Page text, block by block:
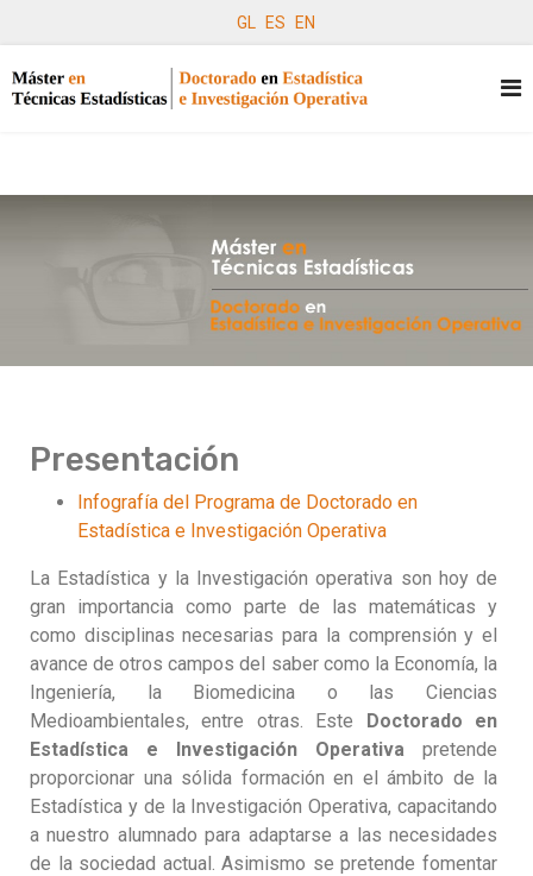
GL ES EN
Presentación
Infografía del Programa de Doctorado en
Estadística e Investigación Operativa
La Estadística y la Investigación operativa son hoy de
gran importancia como parte de las matemáticas y
como disciplinas necesarias para la comprensión y el
avance de otros campos del saber como la Economía, la
Ingeniería, la Biomedicina o las Ciencias
Medioambientales, entre otras. Este Doctorado en
Estadística e Investigación Operativa pretende
proporcionar una sólida formación en el ámbito de la
Estadística y de la Investigación Operativa, capacitando
a nuestro alumnado para adaptarse a las necesidades
de la sociedad actual. Asimismo se pretende fomentar